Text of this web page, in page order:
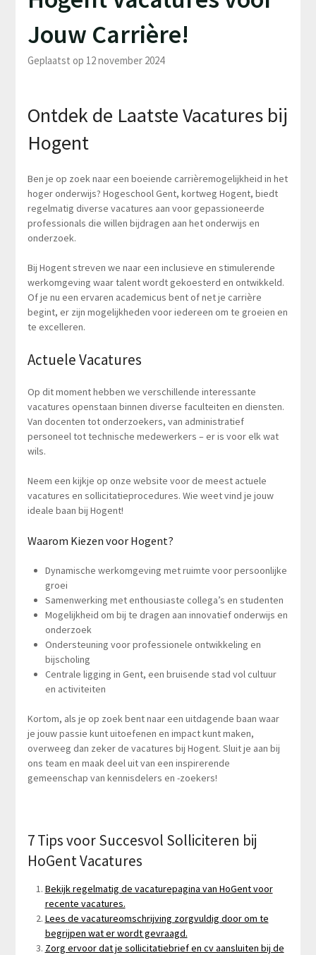
Jouw Carrière!
Geplaatst op 12 november 2024
Ontdek de Laatste Vacatures bij
Hogent
Ben je op zoek naar een boeiende carrièremogelijkheid in het
hoger onderwijs? Hogeschool Gent, kortweg Hogent, biedt
regelmatig diverse vacatures aan voor gepassioneerde
professionals die willen bijdragen aan het onderwijs en
onderzoek.
Bij Hogent streven we naar een inclusieve en stimulerende
werkomgeving waar talent wordt gekoesterd en ontwikkeld.
Of je nu een ervaren academicus bent of net je carrière
begint, er zijn mogelijkheden voor iedereen om te groeien en
te excelleren.
Actuele Vacatures
Op dit moment hebben we verschillende interessante
vacatures openstaan binnen diverse faculteiten en diensten.
Van docenten tot onderzoekers, van administratief
personeel tot technische medewerkers – er is voor elk wat
wils.
Neem een kijkje op onze website voor de meest actuele
vacatures en sollicitatieprocedures. Wie weet vind je jouw
ideale baan bij Hogent!
Waarom Kiezen voor Hogent?
Dynamische werkomgeving met ruimte voor persoonlijke
groei
Samenwerking met enthousiaste collega’s en studenten
Mogelijkheid om bij te dragen aan innovatief onderwijs en
onderzoek
Ondersteuning voor professionele ontwikkeling en
bijscholing
Centrale ligging in Gent, een bruisende stad vol cultuur
en activiteiten
Kortom, als je op zoek bent naar een uitdagende baan waar
je jouw passie kunt uitoefenen en impact kunt maken,
overweeg dan zeker de vacatures bij Hogent. Sluit je aan bij
ons team en maak deel uit van een inspirerende
gemeenschap van kennisdelers en -zoekers!
7 Tips voor Succesvol Solliciteren bij
HoGent Vacatures
Bekijk regelmatig de vacaturepagina van HoGent voor
recente vacatures.
Lees de vacatureomschrijving zorgvuldig door om te
begrijpen wat er wordt gevraagd.
Zorg ervoor dat je sollicitatiebrief en cv aansluiten bij de